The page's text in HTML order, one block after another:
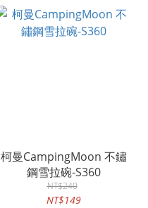
柯曼CampingMoon 不鏽
鋼雪拉碗-S360
NT$240
NT$149